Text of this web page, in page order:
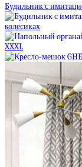
Будильник с
колесиках
XXXL